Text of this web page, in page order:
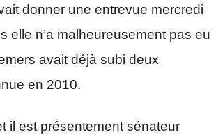
donner une entrevue mercredi
elle n’a malheureusement pas eu
avait déjà subi deux
en 2010.
il est présentement sénateur